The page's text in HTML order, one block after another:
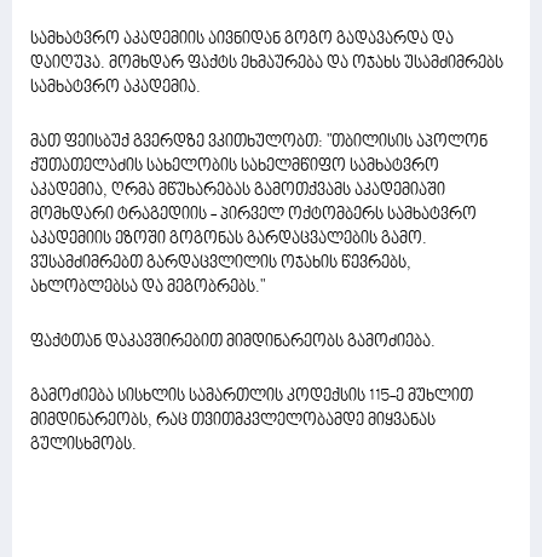
სამხატვრო აკადემიის აივნიდან გოგო გადავარდა და
დაიღუპა. მომხდარ ფაქტს ეხმაურება და ოჯახს უსამძიმრებს
სამხატვრო აკადემია.
მათ ფეისბუქ გვერდზე ვკითხულობთ: "თბილისის აპოლონ
ქუთათელაძის სახელობის სახელმწიფო სამხატვრო
აკადემია, ღრმა მწუხარებას გამოთქვამს აკადემიაში
მომხდარი ტრაგედიის - პირველ ოქტომბერს სამხატვრო
აკადემიის ეზოში გოგონას გარდაცვალების გამო.
ვუსამძიმრებთ გარდაცვლილის ოჯახის წევრებს,
ახლობლებსა და მეგობრებს."
ფაქტთან დაკავშირებით მიმდინარეობს გამოძიება.
გამოძიება სისხლის სამართლის კოდექსის 115-ე მუხლით
მიმდინარეობს, რაც თვითმკვლელობამდე მიყვანას
გულისხმობს.